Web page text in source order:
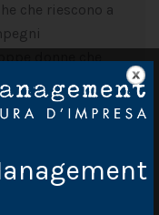
che riescono a
donne che
all’idea della
le istituzioni, e